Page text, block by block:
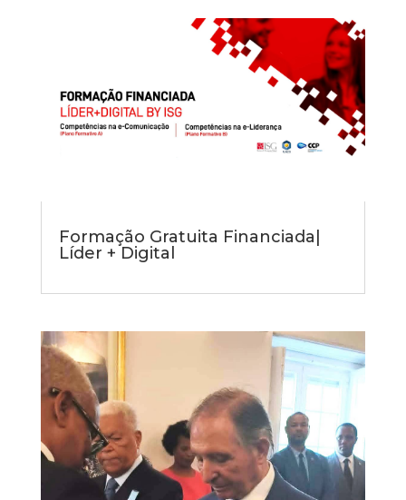
Formação Gratuita Financiada|
Líder + Digital